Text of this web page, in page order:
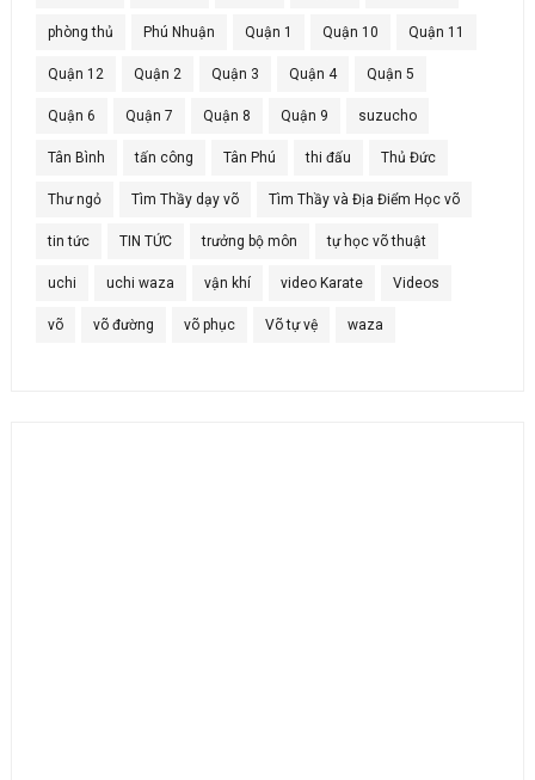
phòng thủ Phú Nhuận Quận 1 Quận 10 Quận 11
Quận 12 Quận 2 Quận 3 Quận 4 Quận 5
Quận 6 Quận 7 Quận 8 Quận 9 suzucho
Tân Bình tấn công Tân Phú thi đấu Thủ Đức
Thư ngỏ Tìm Thầy dạy võ Tìm Thầy và Địa Điểm Học võ
tin tức TIN TỨC trưởng bộ môn tự học võ thuật
uchi uchi waza vận khí video Karate Videos
võ võ đường võ phục Võ tự vệ waza